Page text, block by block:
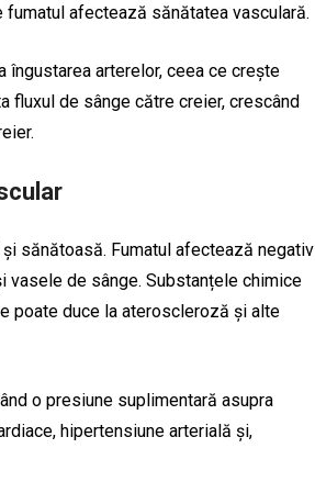
afectează sănătatea vasculară.
îngustarea arterelor, ceea ce crește
fluxul de sânge către creier, crescând
sănătoasă. Fumatul afectează negativ
vasele de sânge. Substanțele chimice
poate duce la ateroscleroză și alte
o presiune suplimentară asupra
hipertensiune arterială și,